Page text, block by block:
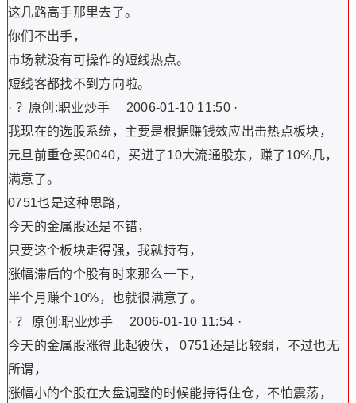
这几路高手那里去了。
你们不出手，
市场就没有可操作的短线热点。
短线客都找不到方向啦。
· ？原创:职业炒手 2006-01-10 11:50 ·
我现在的选股系统，主要是根据赚钱效应出击热点板块，
元旦前重仓买0040，买进了10大流通股东，赚了10%几，
满意了。
0751也是这种思路，
今天的金属股还是不错，
只要这个板块走得强，我就持有，
涨幅滞后的个股有时来那么一下，
半个月赚个10%，也就很满意了。
· ？ 原创:职业炒手 2006-01-10 11:54 ·
今天的金属股涨得此起彼伏， 0751还是比较弱，不过也无
所谓，
涨幅小的个股在大盘调整的时候能持得住仓，不怕震荡，